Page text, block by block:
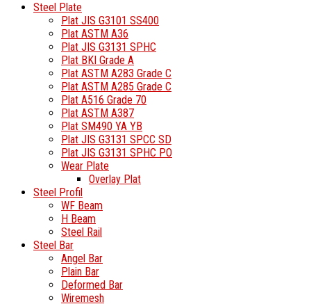
Steel Plate
Plat JIS G3101 SS400
Plat ASTM A36
Plat JIS G3131 SPHC
Plat BKI Grade A
Plat ASTM A283 Grade C
Plat ASTM A285 Grade C
Plat A516 Grade 70
Plat ASTM A387
Plat SM490 YA YB
Plat JIS G3131 SPCC SD
Plat JIS G3131 SPHC PO
Wear Plate
Overlay Plat
Steel Profil
WF Beam
H Beam
Steel Rail
Steel Bar
Angel Bar
Plain Bar
Deformed Bar
Wiremesh